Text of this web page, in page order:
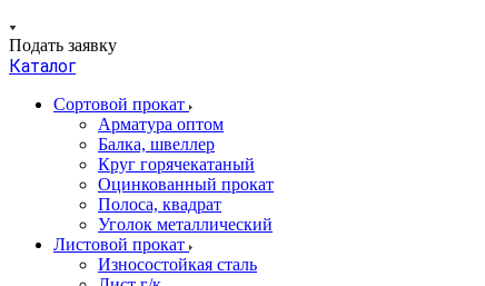
Подать заявку
Каталог
Сортовой прокат
Арматура оптом
Балка, швеллер
Круг горячекатаный
Оцинкованный прокат
Полоса, квадрат
Уголок металлический
Листовой прокат
Износостойкая сталь